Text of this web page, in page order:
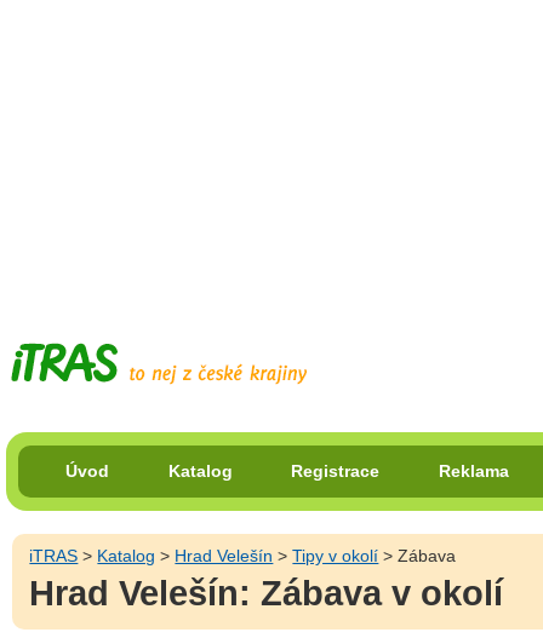
Úvod Katalog Registrace Reklama
iTRAS > Katalog > Hrad Velešín >Tipy v okolí > Zábava
Hrad Velešín: Zábava v okolí